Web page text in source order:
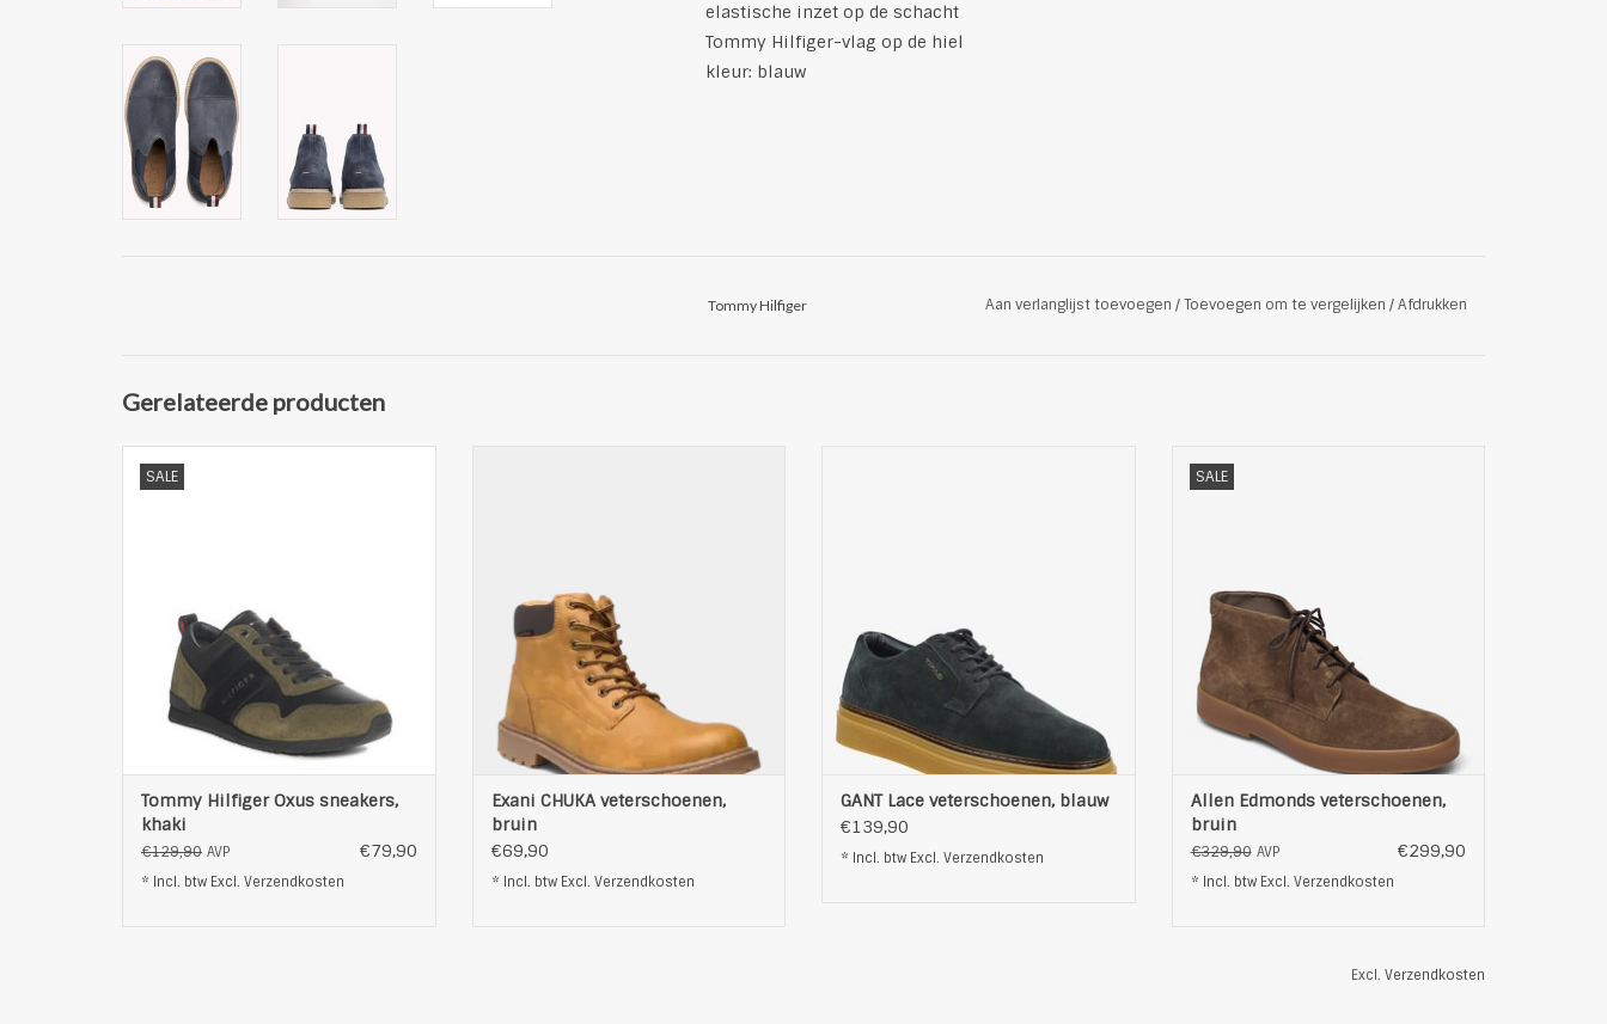
elastische inzet op de schacht
Tommy Hilfiger-vlag op de hiel
kleur: blauw
Tommy Hilfiger Aan verlanglijst toevoegen /Toevoegen om te vergelijken /Afdrukken
Gerelateerde producten
SALE
Interieur: Kunststof / Textiel
zool: Synthetisch
bovenmateriaal: Leder / textiel
duurzaam materiaal
Lo
TOEVOEGEN AAN WINKELWAGEN
Tommy Hilfiger Oxus sneakers,
khaki
€129,90 AVP €79,90
* Incl. btw Excl. Verzendkosten
Middenzool: rubber
Buitenzool: rubber
Vetersluiting
Kleur: bruin
TOEVOEGEN AAN WINKELWAGEN
Exani CHUKA veterschoenen,
bruin
€69,90
* Incl. btw Excl. Verzendkosten
Binnenzool: 100% textiel
Middenzool: 100% textiel
Buitenzool
TOEVOEGEN AAN WINKELWAGEN
GANT Lace veterschoenen, blauw
€139,90
* Incl. btw Excl. Verzendkosten
SALE
leren binnenzool
buitenkant: leer
binnenvoering van leer
zool: Synthetisch
kleur: bruin
TOEVOEGEN AAN WINKELWAGEN
Allen Edmonds veterschoenen,
bruin
€329,90 AVP €299,90
* Incl. btw Excl. Verzendkosten
Excl. Verzendkosten